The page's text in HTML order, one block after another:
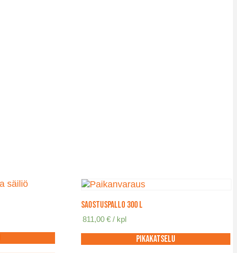
Saostuspallo 300 l
811,00 € / kpl
Pikakatselu